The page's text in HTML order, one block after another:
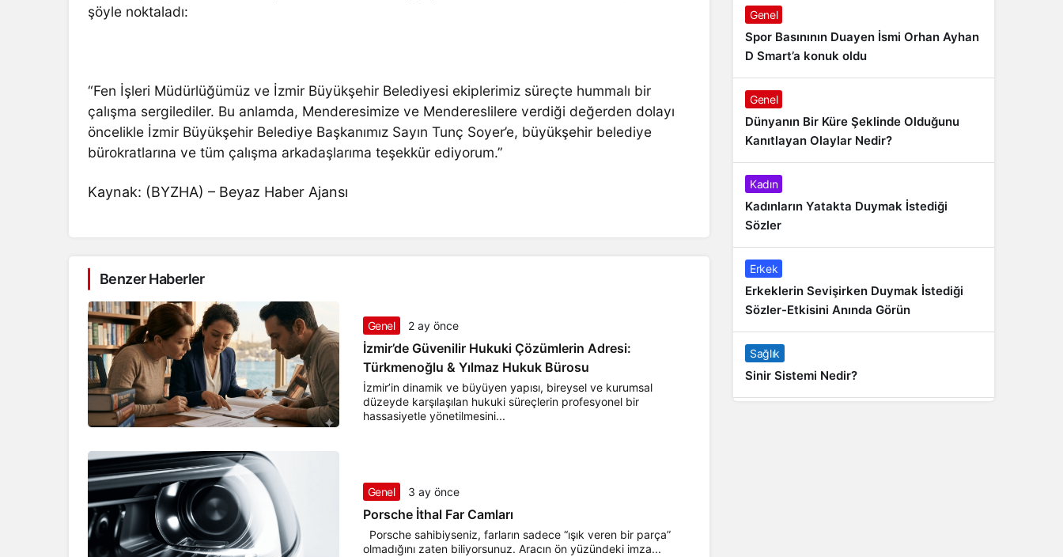
şöyle noktaladı:
“Fen İşleri Müdürlüğümüz ve İzmir Büyükşehir Belediyesi ekiplerimiz süreçte hummalı bir
çalışma sergilediler. Bu anlamda, Menderesimize ve Mendereslilere verdiği değerden dolayı
öncelikle İzmir Büyükşehir Belediye Başkanımız Sayın Tunç Soyer’e, büyükşehir belediye
bürokratlarına ve tüm çalışma arkadaşlarıma teşekkür ediyorum.”
Kaynak: (BYZHA) – Beyaz Haber Ajansı
Benzer Haberler
Genel 2 ay önce
İzmir’de Güvenilir Hukuki Çözümlerin Adresi:
Türkmenoğlu & Yılmaz Hukuk Bürosu
İzmir’in dinamik ve büyüyen yapısı, bireysel ve kurumsal
düzeyde karşılaşılan hukuki süreçlerin profesyonel bir
hassasiyetle yönetilmesini...
Genel 3 ay önce
Porsche İthal Far Camları
Porsche sahibiyseniz, farların sadece “ışık veren bir parça”
olmadığını zaten biliyorsunuz. Aracın ön yüzündeki imza...
Genel
Spor Basınının Duayen İsmi Orhan Ayhan
D Smart’a konuk oldu
Genel
Dünyanın Bir Küre Şeklinde Olduğunu
Kanıtlayan Olaylar Nedir?
Kadın
Kadınların Yatakta Duymak İstediği
Sözler
Erkek
Erkeklerin Sevişirken Duymak İstediği
Sözler-Etkisini Anında Görün
Sağlık
Sinir Sistemi Nedir?